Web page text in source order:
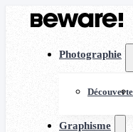
Photographie
Découverte
Graphisme